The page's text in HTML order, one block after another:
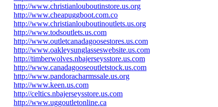
http://www.christianlouboutinstore.us.org
http://www.cheapuggboot.com.co
http://www.christianlouboutinoutlets.us.org
http://www.todsoutlets.us.com
http://www.outletcanadagoosestores.us.com
http://www.oakleysunglasseswebsite.us.com
http://timberwolves.nbajerseysstore.us.com
http://www.canadagooseoutletstock.us.com
http://www.pandoracharmssale.us.org
http://www.keen.us.com
http://celtics.nbajerseysstore.us.com
http://www.uggoutletonline.ca